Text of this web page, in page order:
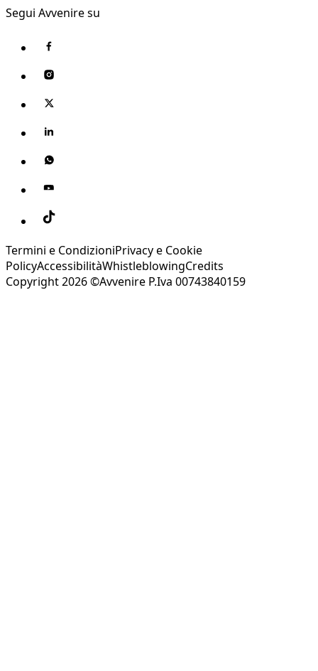
Segui Avvenire su
Termini e CondizioniPrivacy e Cookie
PolicyAccessibilitàWhistleblowingCredits
Copyright 2026 ©Avvenire P.Iva 00743840159